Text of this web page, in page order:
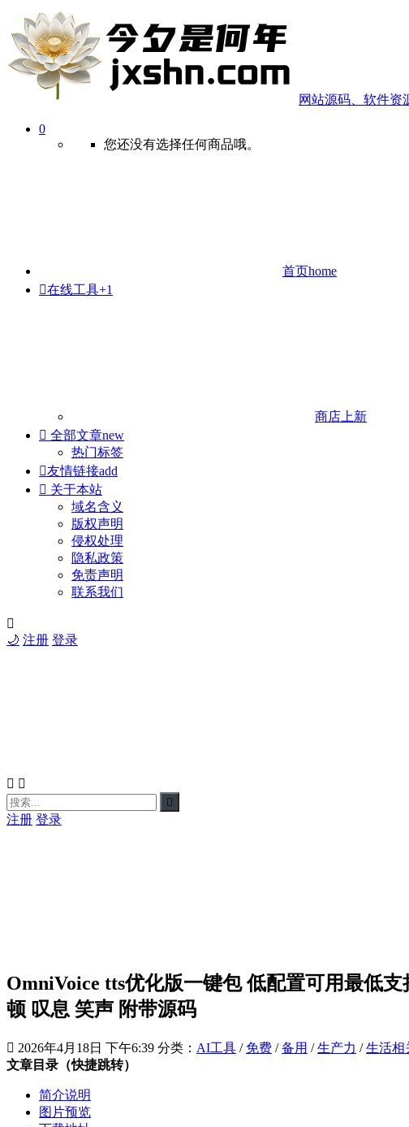
网站源码、软件资
0
您还没有选择任何商品哦。
首页home
在线工具+1
商店 上新
 全部文章new
热门标签
友情链接add
 关于本站
域名含义
版权声明
侵权处理
隐私政策
免责声明
联系我们

🌙 注册 登录
 

注册 登录
OmniVoice tts优化版一键包 低配置可用最低
顿 叹息 笑声 附带源码
 2026年4月18日 下午6:39 分类： AI工具 / 免费 /备用 /生产力 /生活相
文章目录（快捷跳转）
简介说明
图片预览